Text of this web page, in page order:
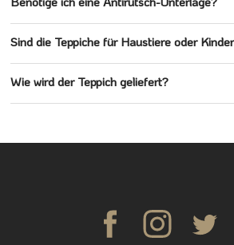
Sind die Teppiche für Haustiere oder
Wie wird der Teppich geliefert?